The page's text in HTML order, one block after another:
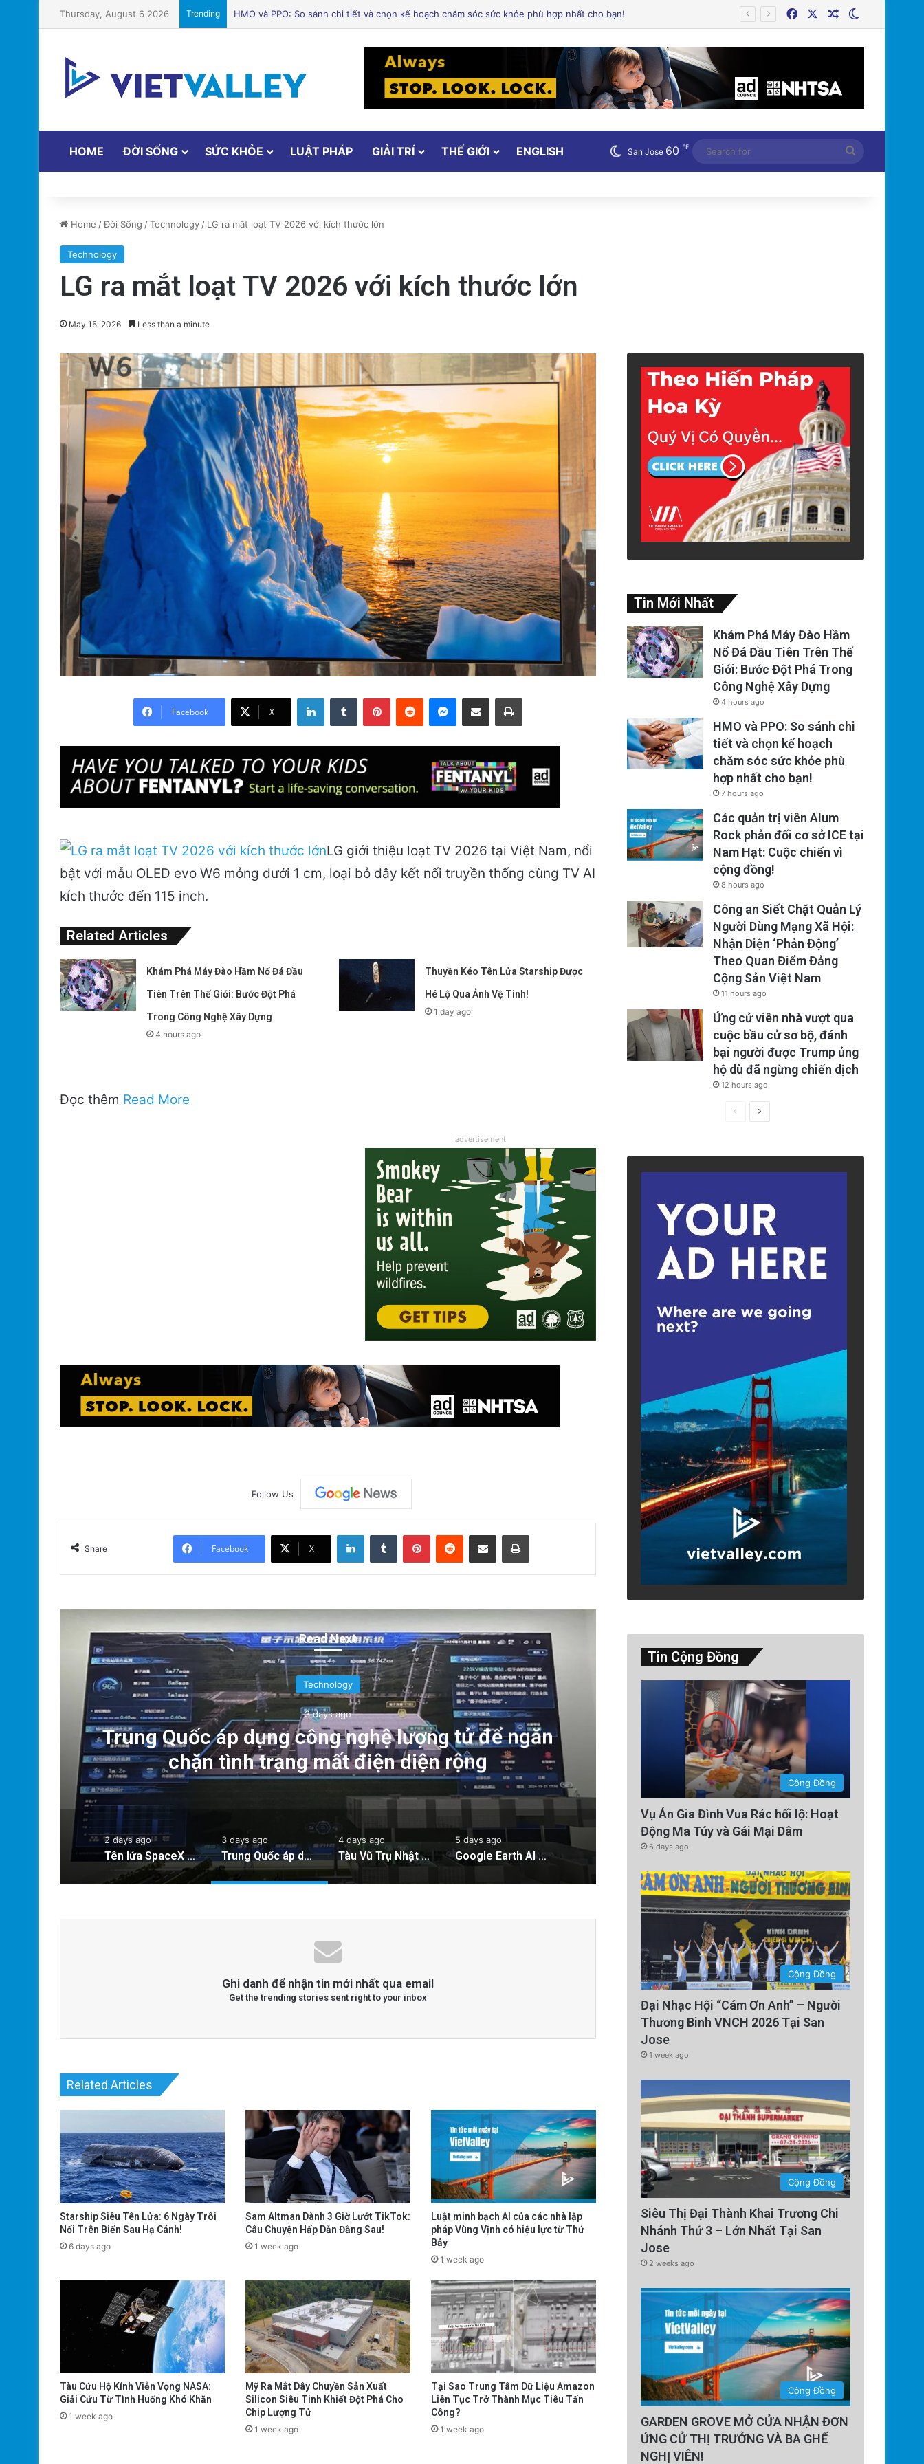
Thursday, August 6 2026 Trending Các quản trị viên Alum Rock phản đối cơ sở ICE tại Nam Hạt: Cuộc chiến vì cộng đồng! FacebookRandom Article
HOME ĐỜI SỐNG SỨC KHỎE LUẬT PHÁP GIẢI TRÍ THẾ GIỚI ENGLISH San Jose 60 ℉
for
Home /Đời Sống /Technology/ LG ra mắt loạt TV 2026 với kích thước lớn
Technology
LG ra mắt loạt TV 2026 với kích thước lớn
May 15, 2026 Less than a minute
Facebook X
LinkedInTumblr PinterestReddit Messenger
Share via Email Print
LG giới thiệu loạt TV 2026 tại Việt Nam, nổi
bật với mẫu OLED evo W6 mỏng dưới 1 cm, loại bỏ dây kết nối truyền thống cùng TV AI
kích thước đến 115 inch.
Related Articles
Khám Phá Máy Đào Hầm Nổ Đá Đầu
Tiên Trên Thế Giới: Bước Đột Phá
Trong Công Nghệ Xây Dựng
4 hours ago
Thuyền Kéo Tên Lửa Starship Được
Hé Lộ Qua Ảnh Vệ Tinh!
1 day ago
Đọc thêm Read More
advertisement
Follow Us
Share Facebook X
LinkedInTumblr PinterestReddit Share via Email Print
Read Next
Technology
3 days ago
Trung Quốc áp dụng công nghệ lượng tử để ngăn
chặn tình trạng mất điện diện rộng
Technology
Tàu Vũ Trụ Nhật Bản:
Sử Đến Tiểu
2 days ago
Tên lửa SpaceX chuẩn bị va chạm với Mặt Trăng: Cú sốc vũ trụ sắp xảy ra!
3 days ago
Trung Quốc áp dụng công nghệ lượng tử để ngăn chặn tình trạng mất điện diện rộng
4 days ago
Tàu Vũ Trụ Nhật Bản: Chuyến Bay Gần Nhất Lịch Sử Đến Tiểu Hành Tinh
5 days ago
Google Earth AI Bị Rút Gấp Vì Cơn Bão Deepfake
Ghi danh để nhận tin mới nhất qua email
Get the trending stories sent right to your inbox
Related Articles
Starship Siêu Tên Lửa: 6 Ngày Trôi
Nổi Trên Biển Sau Hạ Cánh!
6 days ago
Sam Altman Dành 3 Giờ Lướt TikTok:
Câu Chuyện Hấp Dẫn Đằng Sau!
1 week ago
Luật minh bạch AI của các nhà lập
pháp Vùng Vịnh có hiệu lực từ Thứ
Bảy
1 week ago
Tàu Cứu Hộ Kính Viễn Vọng NASA:
Giải Cứu Từ Tình Huống Khó Khăn
1 week ago
Mỹ Ra Mắt Dây Chuyền Sản Xuất
Silicon Siêu Tinh Khiết Đột Phá Cho
Chip Lượng Tử
1 week ago
Tại Sao Trung Tâm Dữ Liệu Amazon
Liên Tục Trở Thành Mục Tiêu Tấn
Công?
1 week ago
Tin Mới Nhất
Khám Phá Máy Đào Hầm
Nổ Đá Đầu Tiên Trên Thế
Giới: Bước Đột Phá Trong
Công Nghệ Xây Dựng
4 hours ago
HMO và PPO: So sánh chi
tiết và chọn kế hoạch
chăm sóc sức khỏe phù
hợp nhất cho bạn!
7 hours ago
Các quản trị viên Alum
Rock phản đối cơ sở ICE tại
Nam Hạt: Cuộc chiến vì
cộng đồng!
8 hours ago
Công an Siết Chặt Quản Lý
Người Dùng Mạng Xã Hội:
Nhận Diện ‘Phản Động’
Theo Quan Điểm Đảng
Cộng Sản Việt Nam
11 hours ago
Ứng cử viên nhà vượt qua
cuộc bầu cử sơ bộ, đánh
bại người được Trump ủng
hộ dù đã ngừng chiến dịch
12 hours ago
PreviousNext
Tin Cộng Đồng
Cộng Đồng
Vụ Án Gia Đình Vua Rác hối lộ: Hoạt
Động Ma Túy và Gái Mại Dâm
6 days ago
Cộng Đồng
Đại Nhạc Hội “Cám Ơn Anh” – Người
Thương Binh VNCH 2026 Tại San
Jose
1 week ago
Cộng Đồng
Siêu Thị Đại Thành Khai Trương Chi
Nhánh Thứ 3 – Lớn Nhất Tại San
Jose
2 weeks ago
Cộng Đồng
GARDEN GROVE MỞ CỬA NHẬN ĐƠN
ỨNG CỬ THỊ TRƯỞNG VÀ BA GHẾ
NGHỊ VIÊN!